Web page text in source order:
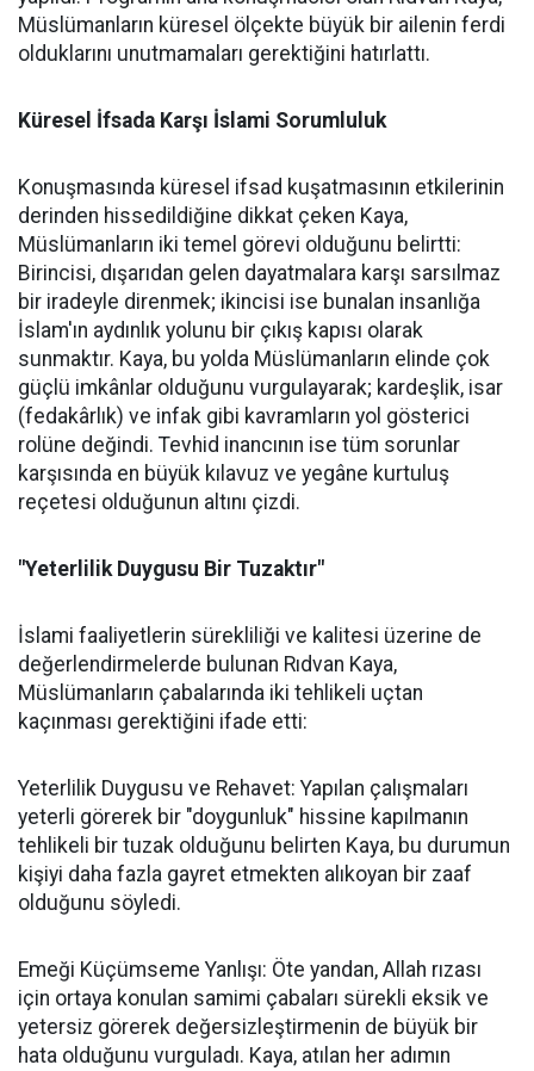
Müslümanların küresel ölçekte büyük bir ailenin ferdi
olduklarını unutmamaları gerektiğini hatırlattı.
Küresel İfsada Karşı İslami Sorumluluk
Konuşmasında küresel ifsad kuşatmasının etkilerinin
derinden hissedildiğine dikkat çeken Kaya,
Müslümanların iki temel görevi olduğunu belirtti:
Birincisi, dışarıdan gelen dayatmalara karşı sarsılmaz
bir iradeyle direnmek; ikincisi ise bunalan insanlığa
İslam'ın aydınlık yolunu bir çıkış kapısı olarak
sunmaktır. Kaya, bu yolda Müslümanların elinde çok
güçlü imkânlar olduğunu vurgulayarak; kardeşlik, isar
(fedakârlık) ve infak gibi kavramların yol gösterici
rolüne değindi. Tevhid inancının ise tüm sorunlar
karşısında en büyük kılavuz ve yegâne kurtuluş
reçetesi olduğunun altını çizdi.
"Yeterlilik Duygusu Bir Tuzaktır"
İslami faaliyetlerin sürekliliği ve kalitesi üzerine de
değerlendirmelerde bulunan Rıdvan Kaya,
Müslümanların çabalarında iki tehlikeli uçtan
kaçınması gerektiğini ifade etti:
Yeterlilik Duygusu ve Rehavet: Yapılan çalışmaları
yeterli görerek bir "doygunluk" hissine kapılmanın
tehlikeli bir tuzak olduğunu belirten Kaya, bu durumun
kişiyi daha fazla gayret etmekten alıkoyan bir zaaf
olduğunu söyledi.
Emeği Küçümseme Yanlışı: Öte yandan, Allah rızası
için ortaya konulan samimi çabaları sürekli eksik ve
yetersiz görerek değersizleştirmenin de büyük bir
hata olduğunu vurguladı. Kaya, atılan her adımın